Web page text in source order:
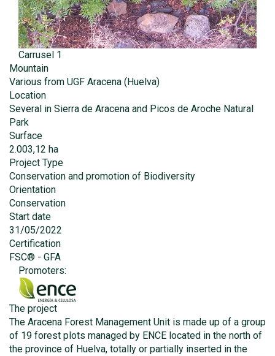
Carrusel 1
Mountain
Various from UGF Aracena (Huelva)
Location
Several in Sierra de Aracena and Picos de Aroche Natural
Park
Surface
2.003,12 ha
Project Type
Conservation and promotion of Biodiversity
Orientation
Conservation
Start date
31/05/2022
Certification
FSC® - GFA
Promoters:
The project
The Aracena Forest Management Unit is made up of a group
of 19 forest plots managed by ENCE located in the north of
the province of Huelva, totally or partially inserted in the